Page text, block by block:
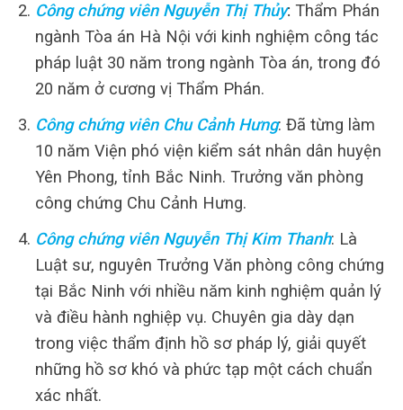
Công chứng viên Nguyễn Thị Thủy: Thẩm Phán
ngành Tòa án Hà Nội với kinh nghiệm công tác
pháp luật 30 năm trong ngành Tòa án, trong đó
20 năm ở cương vị Thẩm Phán.
Công chứng viên Chu Cảnh Hưng: Đã từng làm
10 năm Viện phó viện kiểm sát nhân dân huyện
Yên Phong, tỉnh Bắc Ninh. Trưởng văn phòng
công chứng Chu Cảnh Hưng.
Công chứng viên Nguyễn Thị Kim Thanh: Là
Luật sư, nguyên Trưởng Văn phòng công chứng
tại Bắc Ninh với nhiều năm kinh nghiệm quản lý
và điều hành nghiệp vụ. Chuyên gia dày dạn
trong việc thẩm định hồ sơ pháp lý, giải quyết
những hồ sơ khó và phức tạp một cách chuẩn
xác nhất.